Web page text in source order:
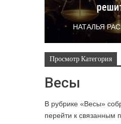
Просмотр Категория
Весы
В рубрике «Весы»
перейти к связанным